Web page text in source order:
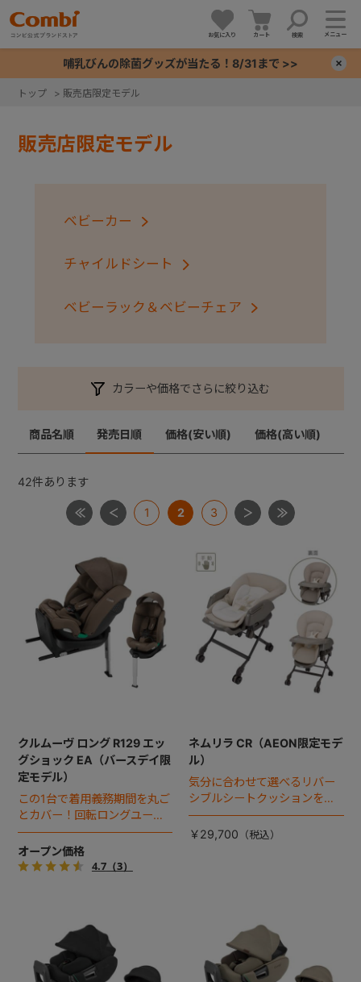
お気に入り カート 検索 メニュー
哺乳びんの除菌グッズが当たる！8/31まで >>
販売店限定モデル
ベビーカー
チャイルドシート
ベビーラック＆ベビーチェア
カラーや価格でさらに絞り込む
商品名順 発売日順 価格(安い順) 価格(高い順)
42件あります
1 2 3
クルムーヴ ロング R129 エッ
グショック EA（バースデイ限
定モデル）
この1台で着用義務期間を丸ご
とカバー！回転ロングユース
チャイルドシート。
オープン価格
4.7（3）
ネムリラ CR（AEON限定モデ
ル）
気分に合わせて選べるリバー
シブルシートクッションを搭
載。
￥29,700
トップ > 販売店限定モデル